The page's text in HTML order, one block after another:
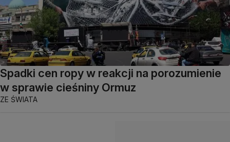
Spadki cen ropy w reakcji na porozumienie
w sprawie cieśniny Ormuz
ZE ŚWIATA